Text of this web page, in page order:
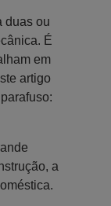
duas ou
É
em
artigo
a